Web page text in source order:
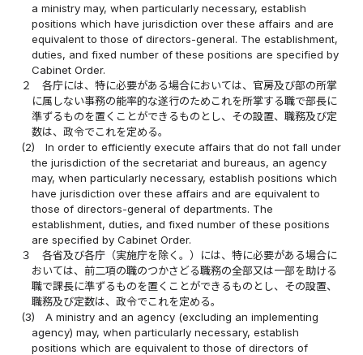
a ministry may, when particularly necessary, establish
positions which have jurisdiction over these affairs and are
equivalent to those of directors-general. The establishment,
duties, and fixed number of these positions are specified by
Cabinet Order.
２
各庁には、特に必要がある場合においては、官房及び部の所掌
に属しない事務の能率的な遂行のためこれを所掌する職で部長に
準ずるものを置くことができるものとし、その設置、職務及び定
数は、政令でこれを定める。
(2)
In order to efficiently execute affairs that do not fall under
the jurisdiction of the secretariat and bureaus, an agency
may, when particularly necessary, establish positions which
have jurisdiction over these affairs and are equivalent to
those of directors-general of departments. The
establishment, duties, and fixed number of these positions
are specified by Cabinet Order.
３
各省及び各庁（実施庁を除く。）には、特に必要がある場合に
おいては、前二項の職のつかさどる職務の全部又は一部を助ける
職で課長に準ずるものを置くことができるものとし、その設置、
職務及び定数は、政令でこれを定める。
(3)
A ministry and an agency (excluding an implementing
agency) may, when particularly necessary, establish
positions which are equivalent to those of directors of